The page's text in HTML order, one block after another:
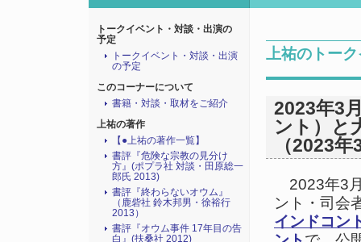
上祐のトー
2023年3
ント）と
（2023
2023年3
ント・司会
インドコン
トークイベント・対談・出演の
予定
トークイベント・対談・出演
の予定
このコーナーについて
書籍・対談・取材をご紹介
上祐の著作
【●上祐の著作一覧】
書評『危険な宗教の見分け
方』(ポプラ社 対談・田原総一
郎氏 2013)
書評『終わらないオウム』
（鹿砦社 鈴木邦男・徐裕行
2013）
書評『オウム事件 17年目の告
白』(扶桑社 2012)